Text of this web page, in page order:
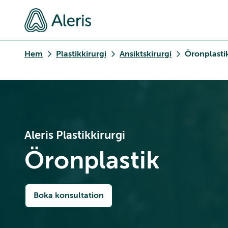
Hem Plastikkirurgi Ansiktskirurgi
Aleris Plastikkirurgi
Öronplastik
Boka konsultation